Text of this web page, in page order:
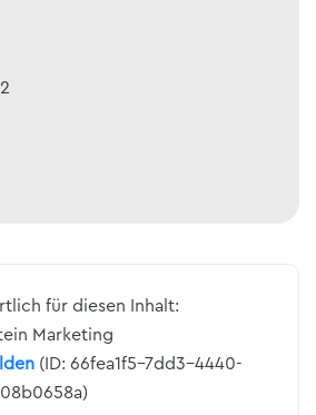
für diesen Inhalt:
Marketing
(ID: 66fea1f5-7dd3-4440-